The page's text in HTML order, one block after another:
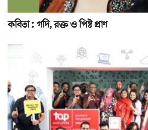
কবিতা : গদি, রক্ত ও পিষ্ট প্রাণ